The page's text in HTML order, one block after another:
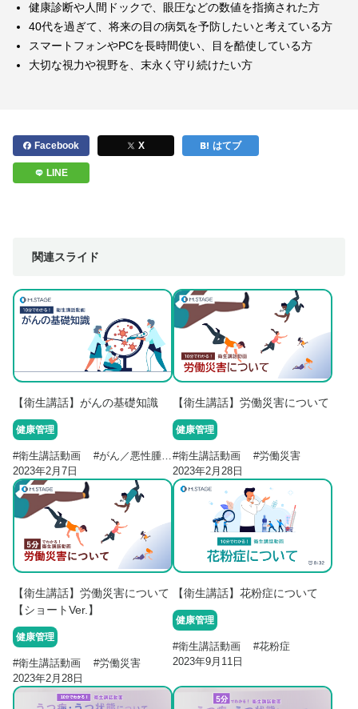
健康診断や人間ドックで、眼圧などの数値を指摘された方
40代を過ぎて、将来の目の病気を予防したいと考えている方
スマートフォンやPCを長時間使い、目を酷使している方
大切な視力や視野を、末永く守り続けたい方
Facebook X はてブ
LINE
関連スライド
【衛生講話】がんの基礎知識
健康管理
#衛生講話動画 #がん／悪性腫瘍
2023年2月7日
【衛生講話】労働災害について
健康管理
#衛生講話動画 #労働災害
2023年2月28日
【衛生講話】労働災害について
【ショートVer.】
健康管理
#衛生講話動画 #労働災害
2023年2月28日
【衛生講話】花粉症について
健康管理
#衛生講話動画 #花粉症
2023年9月11日